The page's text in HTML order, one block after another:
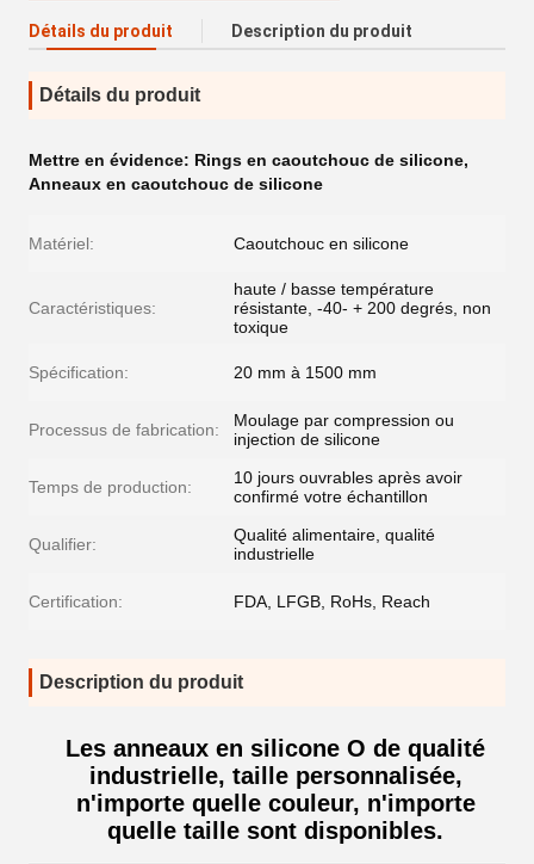
Détails du produit Description du produit
Détails du produit
Mettre en évidence: Rings en caoutchouc de silicone,
Anneaux en caoutchouc de silicone
Matériel: Caoutchouc en silicone
Caractéristiques:
haute / basse température
résistante, -40- + 200 degrés, non
toxique
Spécification: 20 mm à 1500 mm
Processus de fabrication:
Moulage par compression ou
injection de silicone
Temps de production:
10 jours ouvrables après avoir
confirmé votre échantillon
Qualifier:
Qualité alimentaire, qualité
industrielle
Certification: FDA, LFGB, RoHs, Reach
Description du produit
Les anneaux en silicone O de qualité
industrielle, taille personnalisée,
n'importe quelle couleur, n'importe
quelle taille sont disponibles.